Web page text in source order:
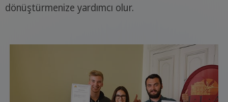
dönüştürmenize yardımcı olur.